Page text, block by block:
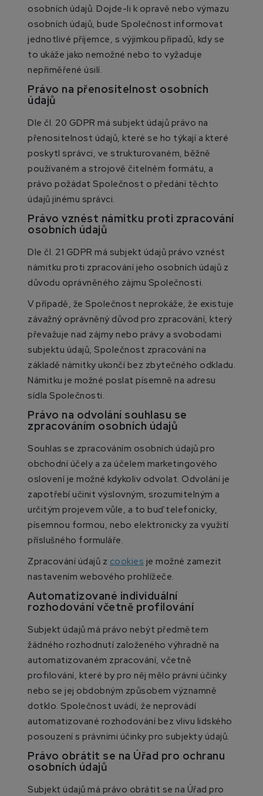
osobních údajů. Dojde-li k opravě nebo výmazu
osobních údajů, bude Společnost informovat
jednotlivé příjemce, s výjimkou případů, kdy se
to ukáže jako nemožné nebo to vyžaduje
nepřiměřené úsilí.
Právo na přenositelnost osobních
údajů
Dle čl. 20 GDPR má subjekt údajů právo na
přenositelnost údajů, které se ho týkají a které
poskytl správci, ve strukturovaném, běžně
používaném a strojově čitelném formátu, a
právo požádat Společnost o předání těchto
údajů jinému správci.
Právo vznést námitku proti zpracování
osobních údajů
Dle čl. 21 GDPR má subjekt údajů právo vznést
námitku proti zpracování jeho osobních údajů z
důvodu oprávněného zájmu Společnosti.
V případě, že Společnost neprokáže, že existuje
závažný oprávněný důvod pro zpracování, který
převažuje nad zájmy nebo právy a svobodami
subjektu údajů, Společnost zpracování na
základě námitky ukončí bez zbytečného odkladu.
Námitku je možné poslat písemně na adresu
sídla Společnosti.
Právo na odvolání souhlasu se
zpracováním osobních údajů
Souhlas se zpracováním osobních údajů pro
obchodní účely a za účelem marketingového
oslovení je možné kdykoliv odvolat. Odvolání je
zapotřebí učinit výslovným, srozumitelným a
určitým projevem vůle, a to buď telefonicky,
písemnou formou, nebo elektronicky za využití
příslušného formuláře.
Zpracování údajů z cookies je možné zamezit
nastavením webového prohlížeče.
Automatizované individuální
rozhodování včetně profilování
Subjekt údajů má právo nebýt předmětem
žádného rozhodnutí založeného výhradně na
automatizovaném zpracování, včetně
profilování, které by pro něj mělo právní účinky
nebo se jej obdobným způsobem významně
dotklo. Společnost uvádí, že neprovádí
automatizované rozhodování bez vlivu lidského
posouzení s právními účinky pro subjekty údajů.
Právo obrátit se na Úřad pro ochranu
osobních údajů
Subjekt údajů má právo obrátit se na Úřad pro